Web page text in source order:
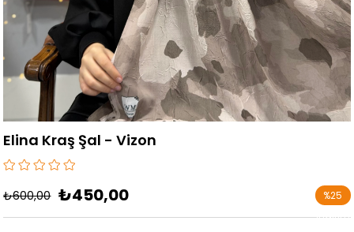
Elina Kraş Şal - Vizon
₺600,00 ₺450,00 %25
İndirim